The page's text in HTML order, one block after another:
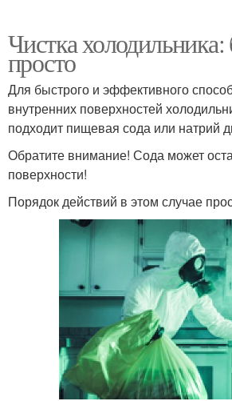
Чистка
просто
Для быстрого и эффективного
внутренних поверхностей
подходит пищевая сода или натрий
Обратите внимание! Сода может
поверхности!
Порядок действий в этом случае